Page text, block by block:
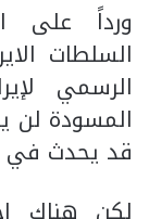
ورداً على
السلطات
الرسمي
المسودة لن
قد يحدث في